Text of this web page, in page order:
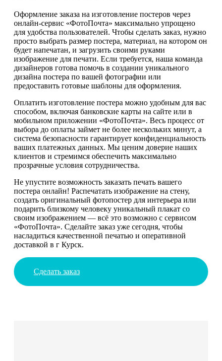
Оформление заказа на изготовление постеров через
онлайн-сервис «ФотоПочта» максимально упрощено
для удобства пользователей. Чтобы сделать заказ, нужно
просто выбрать размер постера, материал, на котором он
будет напечатан, и загрузить своими руками
изображение для печати. Если требуется, наша команда
дизайнеров готова помочь в создании уникального
дизайна постера по вашей фотографии или
предоставить готовые шаблоны для оформления.
Оплатить изготовление постера можно удобным для вас
способом, включая банковские карты на сайте или в
мобильном приложении «ФотоПочта». Весь процесс от
выбора до оплаты займет не более нескольких минут, а
система безопасности гарантирует конфиденциальность
ваших платежных данных. Мы ценим доверие наших
клиентов и стремимся обеспечить максимально
прозрачные условия сотрудничества.
Не упустите возможность заказать печать вашего
постера онлайн! Распечатать изображение на стену,
создать оригинальный фотопостер для интерьера или
подарить близкому человеку уникальный плакат со
своим изображением — всё это возможно с сервисом
«ФотоПочта». Сделайте заказ уже сегодня, чтобы
насладиться качественной печатью и оперативной
доставкой в г Курск.
Сделать заказ